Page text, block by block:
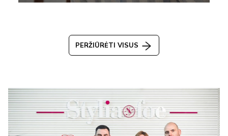
PERŽIŪRĖTI VISUS